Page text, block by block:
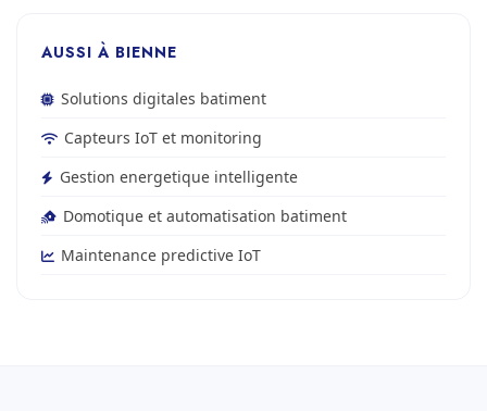
AUSSI À BIENNE
Solutions digitales batiment
Capteurs IoT et monitoring
Gestion energetique intelligente
Domotique et automatisation batiment
Maintenance predictive IoT